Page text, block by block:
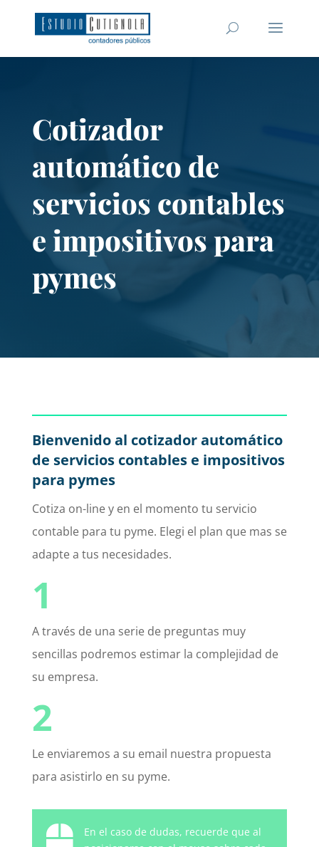
Cotizador
automático de
servicios contables
e impositivos para
pymes
Bienvenido al cotizador automático
de servicios contables e impositivos
para pymes
Cotiza on-line y en el momento tu servicio
contable para tu pyme. Elegi el plan que mas se
adapte a tus necesidades.
1
A través de una serie de preguntas muy
sencillas podremos estimar la complejidad de
su empresa.
2
Le enviaremos a su email nuestra propuesta
para asistirlo en su pyme.
En el caso de dudas, recuerde que al